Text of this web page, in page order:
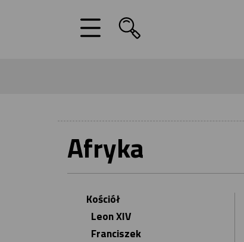
Afryka
Kościół
Leon XIV
Franciszek